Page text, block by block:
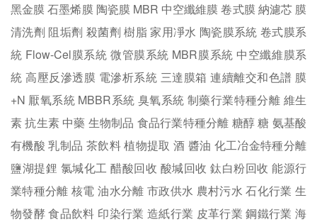
黑金膜 石墨烯膜 陶瓷膜 MBR 中空纖維膜 卷式膜 納濾芯 膜
清洗劑 阻垢劑 殺菌劑 樹脂 家用凈水 陶瓷膜系統 卷式膜系
統 Flow-Cel膜系統 微管膜系統 MBR膜系統 中空纖維膜系
統 高壓反滲透膜 電滲析系統 三達膜箱 連續離交和色譜 膜
+N 厭氧系統 MBBR系統 臭氧系統 制藥行業特種分離 維生
素抗生素 中藥 生物制品 食品行業特種分離 糖醇糖 氨基酸
有機酸 乳制品 茶飲料植物提取 酒 醬油 化工冶金特種分離
鹽湖提鋰 氯堿化工 醋酸回收 酸堿回收 鈦白粉回收 能源行
業特種分離 核電 油水分離 市政供水 農村污水 石化行業 生
物發酵食品飲料 印染行業 造紙行業 皮革行業 鋼鐵行業 海